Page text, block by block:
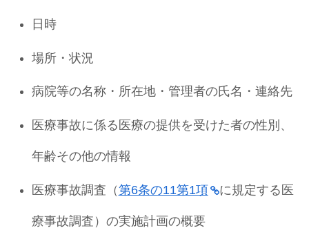
日時
場所・状況
病院等の名称・所在地・管理者の氏名・連絡先
医療事故に係る医療の提供を受けた者の性別、
年齢その他の情報
医療事故調査（第6条の11第1項 に規定する医
療事故調査）の実施計画の概要